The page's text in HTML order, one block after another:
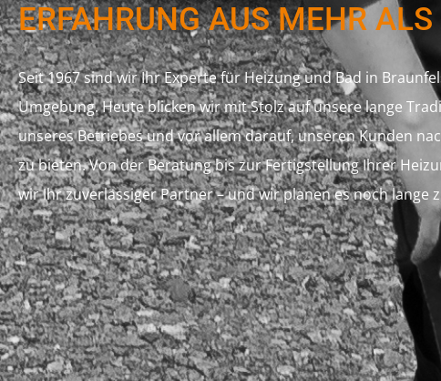
ERFAHRUNG AUS MEHR
Seit 1967 sind wir Ihr Experte für Heizung und Bad in
Umgebung. Heute blicken wir mit Stolz auf unsere lange
unseres Betriebes und vor allem darauf, unseren Kunden
zu bieten. Von der Beratung bis zur Fertigstellung Ihrer
wir Ihr zuverlässiger Partner – und wir planen es noch lange